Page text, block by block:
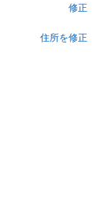
修正
住所を修正